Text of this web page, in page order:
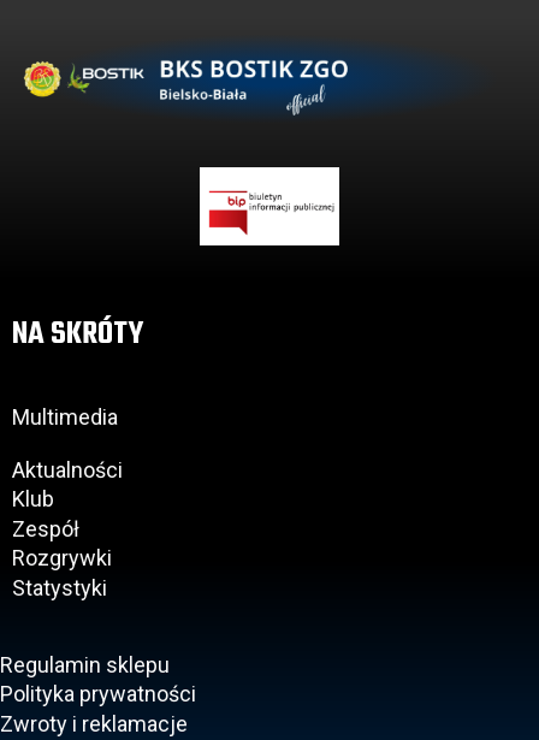
NA SKRÓTY
Multimedia
Aktualności
Klub
Zespół
Rozgrywki
Statystyki
Regulamin sklepu
Polityka prywatności
Zwroty i reklamacje